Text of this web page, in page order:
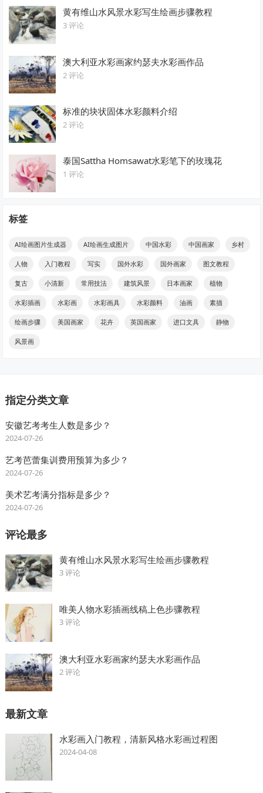
黄有维山水风景水彩写生绘画步骤教程
3 评论
澳大利亚水彩画家约瑟夫水彩画作品
2 评论
标准的块状固体水彩颜料介绍
2 评论
泰国Sattha Homsawat水彩笔下的玫瑰花
1 评论
标签
AI绘画图片生成器 AI绘画生成图片 中国水彩 中国画家 乡村
人物 入门教程 写实 国外水彩 国外画家 图文教程
复古 小清新 常用技法 建筑风景 日本画家 植物
水彩插画 水彩画 水彩画具 水彩颜料 油画 素描
绘画步骤 美国画家 花卉 英国画家 进口文具 静物
风景画
指定分类文章
安徽艺考考生人数是多少？
2024-07-26
艺考芭蕾集训费用预算为多少？
2024-07-26
美术艺考满分指标是多少？
2024-07-26
评论最多
黄有维山水风景水彩写生绘画步骤教程
3 评论
唯美人物水彩插画线稿上色步骤教程
3 评论
澳大利亚水彩画家约瑟夫水彩画作品
2 评论
最新文章
水彩画入门教程，清新风格水彩画过程图
2024-04-08